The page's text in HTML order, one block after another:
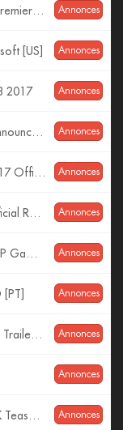
Annonces
Annonces
[US]
Annonces
2017
Annonces
Annonces
Annonces
Annonces
Annonces
[PT]
Annonces
Annonces
Annonces